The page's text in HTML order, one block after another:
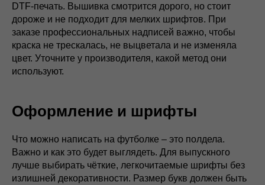
DTF-печать. Вышивка смотрится дорого, но стоит
дороже и не подходит для мелких шрифтов. При
заказе профессиональных надписей важно, чтобы
краска не трескалась, не выцветала и не изменяла
цвет. Уточните у производителя, какой метод они
используют.
Оформление и шрифты
Что можно написать на футболке – это полдела.
Важно и как это будет выглядеть. Для выпускного
лучше выбирать чёткие, легкочитаемые шрифты без
излишней декоративности. Размер букв должен быть